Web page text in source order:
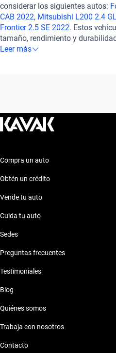
Experimenta la calidad y el
adapta a tu estilo de vida. ¡Haz
2022 y vive la experiencia de
considerar los siguientes autos:
CAB 2022, Mitsubishi L200 2.4
Frontier 2.5 SE 2022. Estos
tamaño, rendimiento y
necesidades diarias. Explora sus
Leer más
Compra un auto
Obtén un crédito
Vende tu auto
Cuida tu auto
Sedes
Preguntas frecuentes
Testimoniales
Blog
Quiénes somos
Trabaja con nosotros
Contacto